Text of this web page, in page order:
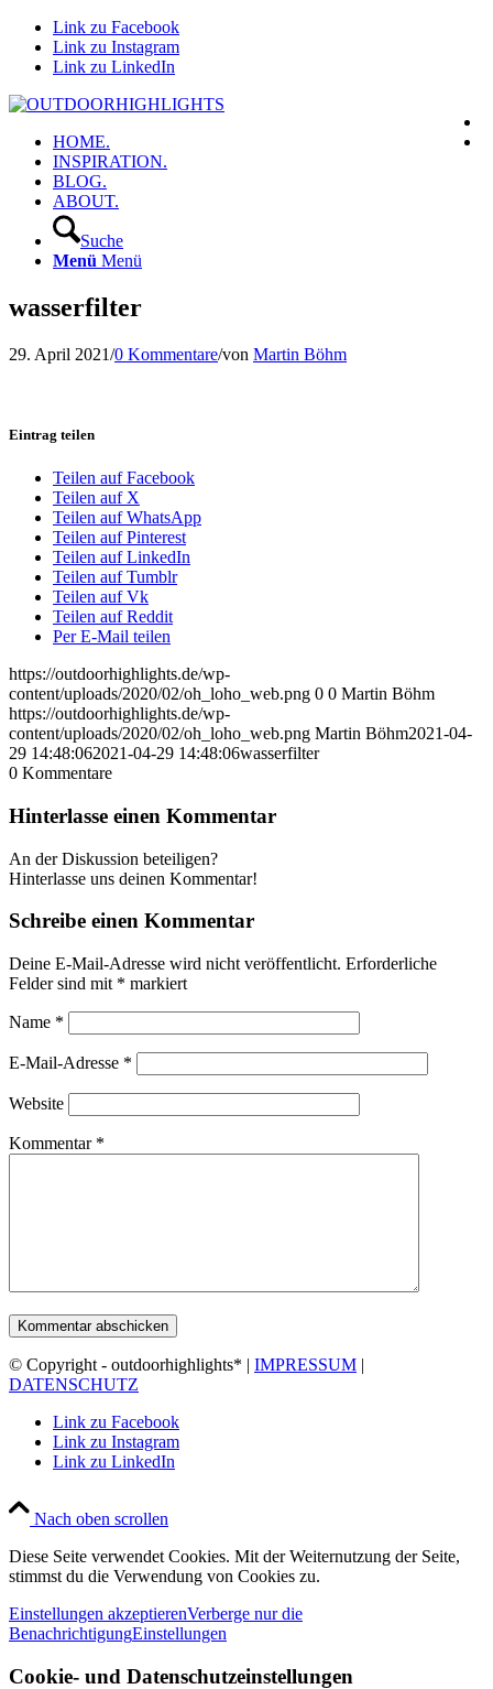
Link zu Facebook
Link zu Instagram
Link zu LinkedIn
HOME.
INSPIRATION.
BLOG.
ABOUT.
Suche
Menü Menü
wasserfilter
29. April 2021/0 Kommentare/von Martin Böhm
Eintrag teilen
Teilen auf Facebook
Teilen auf X
Teilen auf WhatsApp
Teilen auf Pinterest
Teilen auf LinkedIn
Teilen auf Tumblr
Teilen auf Vk
Teilen auf Reddit
Per E-Mail teilen
https://outdoorhighlights.de/wp-
content/uploads/2020/02/oh_loho_web.png 0 0 Martin Böhm
https://outdoorhighlights.de/wp-
content/uploads/2020/02/oh_loho_web.png Martin Böhm2021-04-
29 14:48:062021-04-29 14:48:06wasserfilter
0 Kommentare
Hinterlasse einen Kommentar
An der Diskussion beteiligen?
Hinterlasse uns deinen Kommentar!
Schreibe einen Kommentar
Deine E-Mail-Adresse wird nicht veröffentlicht. Erforderliche
Felder sind mit * markiert
Name *
E-Mail-Adresse *
Website
Kommentar *
© Copyright - outdoorhighlights* | IMPRESSUM |
DATENSCHUTZ
Link zu Facebook
Link zu Instagram
Link zu LinkedIn
Nach oben scrollen
Diese Seite verwendet Cookies. Mit der Weiternutzung der Seite,
stimmst du die Verwendung von Cookies zu.
Einstellungen akzeptierenVerberge nur die
BenachrichtigungEinstellungen
Cookie- und Datenschutzeinstellungen